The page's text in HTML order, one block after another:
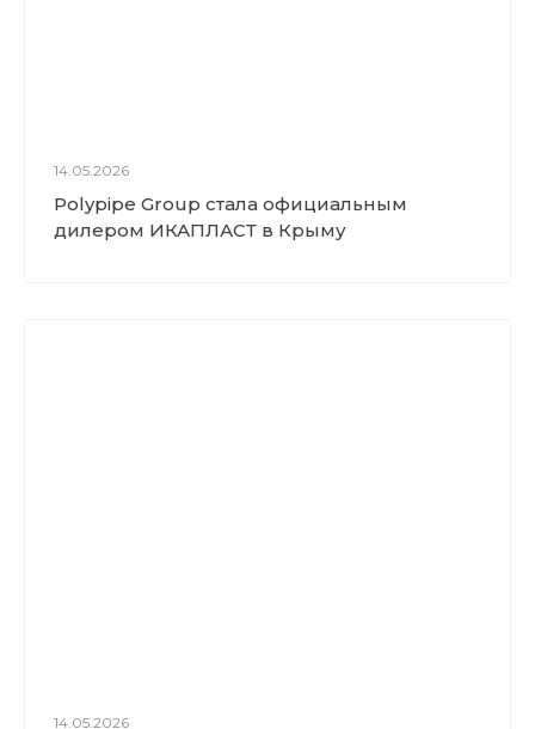
14.05.2026
Polypipe Group стала официальным
дилером ИКАПЛАСТ в Крыму
14.05.2026